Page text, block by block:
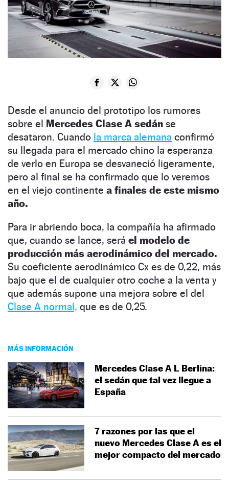
Desde el anuncio del prototipo los rumores
sobre el Mercedes Clase A sedán se
desataron. Cuando la marca alemana confirmó
su llegada para el mercado chino la esperanza
de verlo en Europa se desvaneció ligeramente,
pero al final se ha confirmado que lo veremos
en el viejo continente a finales de este mismo
año.
Para ir abriendo boca, la compañía ha afirmado
que, cuando se lance, será el modelo de
producción más aerodinámico del mercado.
Su coeficiente aerodinámico Cx es de 0,22, más
bajo que el de cualquier otro coche a la venta y
que además supone una mejora sobre el del
Clase A normal, que es de 0,25.
MÁS INFORMACIÓN
Mercedes Clase A L Berlina:
el sedán que tal vez llegue a
España
7 razones por las que el
nuevo Mercedes Clase A es el
mejor compacto del mercado